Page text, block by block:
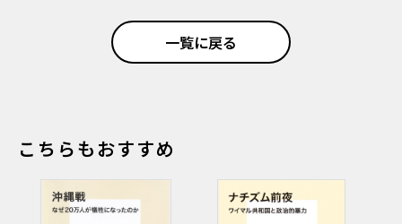
一覧に戻る
こちらもおすすめ